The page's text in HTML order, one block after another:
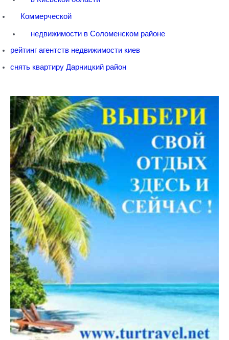
Коммерческой
недвижимости в Соломенском районе
рейтинг агентств недвижимости киев
снять квартиру Дарницкий район